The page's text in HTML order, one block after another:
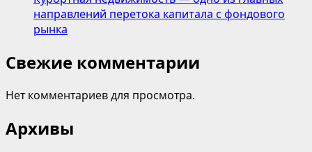
направлений перетока капитала с фондового
рынка
Свежие комментарии
Нет комментариев для просмотра.
Архивы